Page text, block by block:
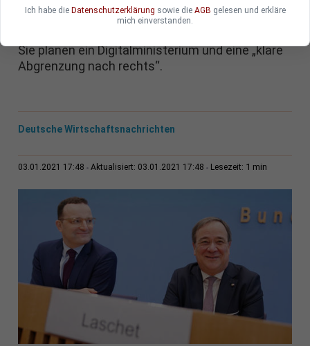
Jens Spahn (CDU) haben ein Programm für die
Sie planen ein Digitalministerium und eine „klare
Abgrenzung nach rechts“.
Deutsche Wirtschaftsnachrichten
03.01.2021 17:48 Aktualisiert: 03.01.2021 17:48 Lesezeit: 1 min
Ich habe die Datenschutzerklärung sowie die AGB gelesen und erkläre
mich einverstanden.